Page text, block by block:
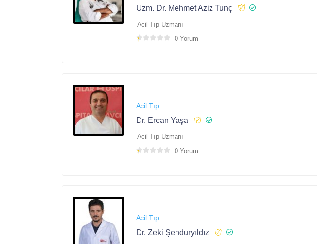
Uzm. Dr. Mehmet Aziz Tunç
Acil Tıp Uzmanı
0 Yorum
Acil Tıp
Dr. Ercan Yaşa
Acil Tıp Uzmanı
0 Yorum
Acil Tıp
Dr. Zeki Şenduryıldız